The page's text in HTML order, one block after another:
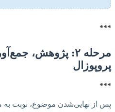
***
مرحله ۲: پژوهش،
پروپوزال
***
پس از نهایی‌شدن موضوع، نوبت